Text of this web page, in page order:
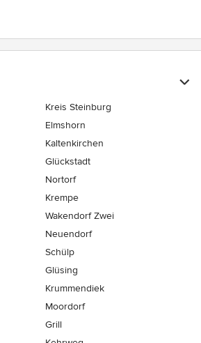
Kreis Steinburg
Elmshorn
Kaltenkirchen
Glückstadt
Nortorf
Krempe
Wakendorf Zwei
Neuendorf
Schülp
Glüsing
Krummendiek
Moordorf
Grill